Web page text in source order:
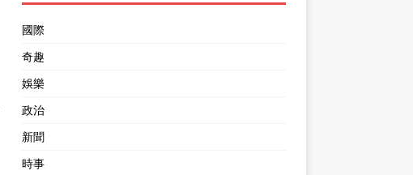
國際
奇趣
娛樂
政治
新聞
時事